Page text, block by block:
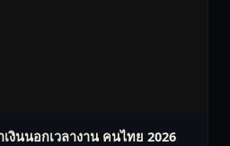
เงินนอกเวลางาน คนไทย 2026